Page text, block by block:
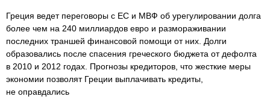
Греция ведет переговоры с ЕС и МВФ об урегулировании долга
более чем на 240 миллиардов евро и размораживании
последних траншей финансовой помощи от них. Долги
образовались после спасения греческого бюджета от дефолта
в 2010 и 2012 годах. Прогнозы кредиторов, что жесткие меры
экономии позволят Греции выплачивать кредиты,
не оправдались